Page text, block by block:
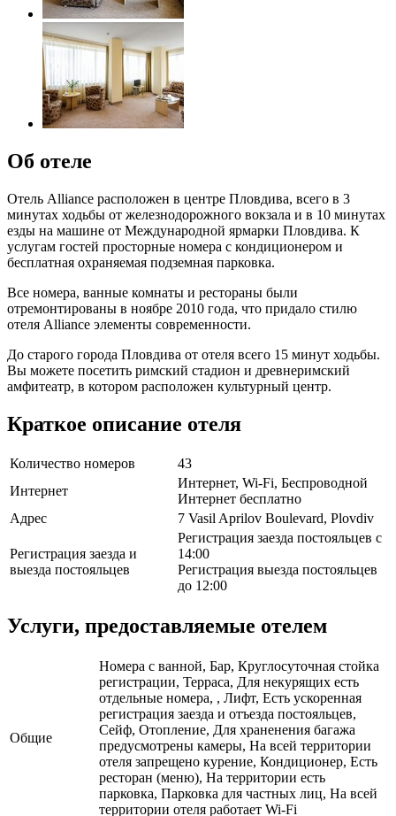
Об отеле
Отель Alliance расположен в центре Пловдива, всего в 3
минутах ходьбы от железнодорожного вокзала и в 10 минутах
езды на машине от Международной ярмарки Пловдива. К
услугам гостей просторные номера с кондиционером и
бесплатная охраняемая подземная парковка.
Все номера, ванные комнаты и рестораны были
отремонтированы в ноябре 2010 года, что придало стилю
отеля Alliance элементы современности.
До старого города Пловдива от отеля всего 15 минут ходьбы.
Вы можете посетить римский стадион и древнеримский
амфитеатр, в котором расположен культурный центр.
Краткое описание отеля
Количество номеров
43
Интернет
Интернет, Wi-Fi, Беспроводной
Интернет бесплатно
Адрес
7 Vasil Aprilov Boulevard, Plovdiv
Регистрация заезда и
выезда постояльцев
Регистрация заезда постояльцев с
14:00
Регистрация выезда постояльцев
до 12:00
Услуги, предоставляемые отелем
Общие
Номера с ванной, Бар, Круглосуточная стойка
регистрации, Терраса, Для некурящих есть
отдельные номера, , Лифт, Есть ускоренная
регистрация заезда и отъезда постояльцев,
Сейф, Отопление, Для храненения багажа
предусмотрены камеры, На всей территории
отеля запрещено курение, Кондиционер, Есть
ресторан (меню), На территории есть
парковка, Парковка для частных лиц, На всей
территории отеля работает Wi-Fi